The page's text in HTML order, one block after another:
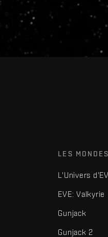
LES
L'Univers
EVE: Valkyrie
Gunjack
Gunjack 2